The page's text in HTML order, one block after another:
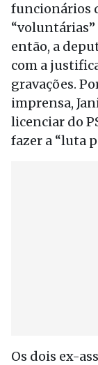
funcionários
“voluntárias”
então, a
com a
gravações.
imprensa,
licenciar do
fazer a “luta
Os dois ex-